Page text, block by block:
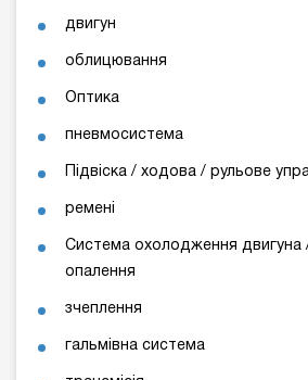
двигун
облицювання
Оптика
пневмосистема
Підвіска / ходова / рульове
ремені
Система охолодження двигуна
опалення
зчеплення
гальмівна система